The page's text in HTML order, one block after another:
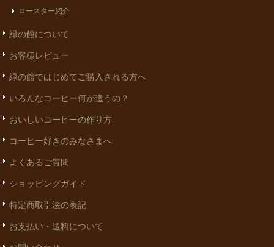
ロースター紹介
緑の館について
お客様レビュー
緑の館ではじめてご購入される方へ
いろんなコーヒー何が違うの？
おいしいコーヒーの作り方
コーヒー好きのみなさまへ
よくあるご質問
ショッピングガイド
特定商取引法の表記
お支払い・送料について